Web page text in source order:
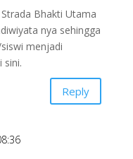
Bhakti Utama
nya sehingga
menjadi
sini.
Reply